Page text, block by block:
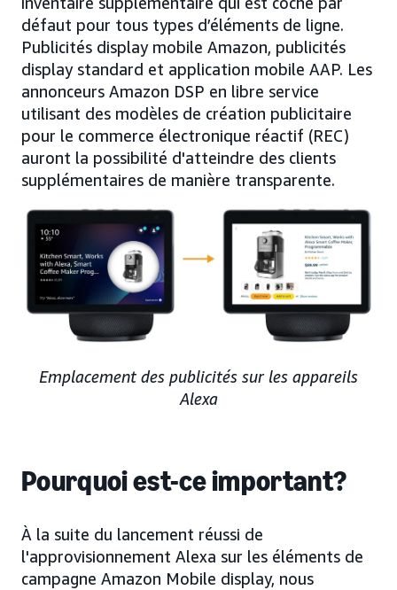
défaut pour tous types d’éléments de ligne.
Publicités display mobile Amazon, publicités
display standard et application mobile AAP. Les
annonceurs Amazon DSP en libre service
utilisant des modèles de création publicitaire
pour le commerce électronique réactif (REC)
auront la possibilité d'atteindre des clients
supplémentaires de manière transparente.
Emplacement des publicités sur les appareils
Alexa
Pourquoi est-ce important?
À la suite du lancement réussi de
l'approvisionnement Alexa sur les éléments de
campagne Amazon Mobile display, nous